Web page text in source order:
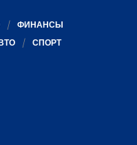
ФИНАНСЫ
СПОРТ